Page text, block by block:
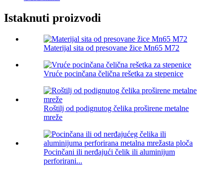
Istaknuti proizvodi
Materijal sita od presovane žice Mn65 M72
Vruće pocinčana čelična rešetka za stepenice
Roštilj od podignutog čelika proširene metalne
mreže
Pocinčani ili nerđajući čelik ili aluminijum
perforirani...